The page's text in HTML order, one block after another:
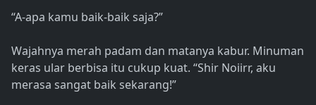
“A-apa kamu baik-baik saja?”
Wajahnya merah padam dan matanya kabur. Minuman
keras ular berbisa itu cukup kuat. “Shir Noiirr, aku
merasa sangat baik sekarang!”